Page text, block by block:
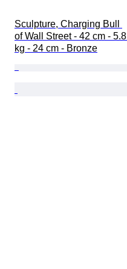
Sculpture, Charging Bull
of Wall Street - 42 cm - 5.8
kg - 24 cm - Bronze